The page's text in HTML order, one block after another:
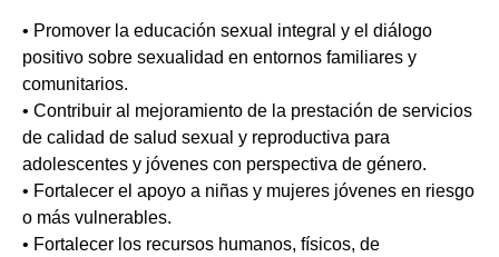
• Promover la educación sexual integral y el diálogo
positivo sobre sexualidad en entornos familiares y
comunitarios.
• Contribuir al mejoramiento de la prestación de servicios
de calidad de salud sexual y reproductiva para
adolescentes y jóvenes con perspectiva de género.
• Fortalecer el apoyo a niñas y mujeres jóvenes en riesgo
o más vulnerables.
• Fortalecer los recursos humanos, físicos, de